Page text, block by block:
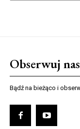
Obserwuj nas
Bądź na bieżąco i